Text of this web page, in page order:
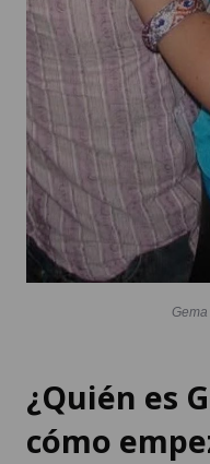
¿Quién es
cómo